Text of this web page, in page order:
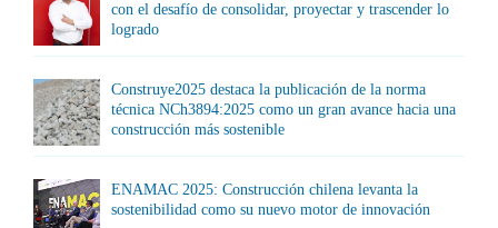
con el desafío de consolidar, proyectar y trascender lo
logrado
Construye2025 destaca la publicación de la norma
técnica NCh3894:2025 como un gran avance hacia una
construcción más sostenible
ENAMAC 2025: Construcción chilena levanta la
sostenibilidad como su nuevo motor de innovación